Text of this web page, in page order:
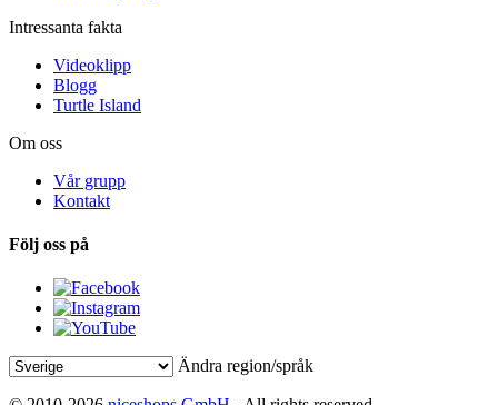
Intressanta fakta
Videoklipp
Blogg
Turtle Island
Om oss
Vår grupp
Kontakt
Följ oss på
Ändra region/språk